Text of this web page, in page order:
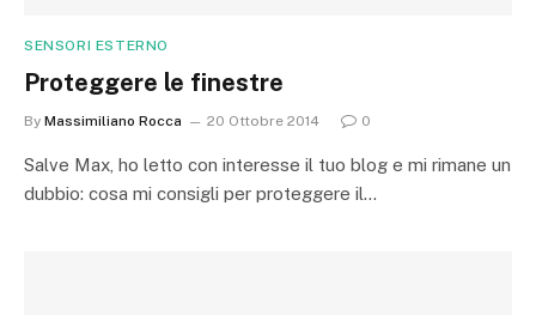
SENSORI ESTERNO
Proteggere le finestre
By Massimiliano Rocca 20 Ottobre 2014 0
Salve Max, ho letto con interesse il tuo blog e mi rimane un
dubbio: cosa mi consigli per proteggere il…